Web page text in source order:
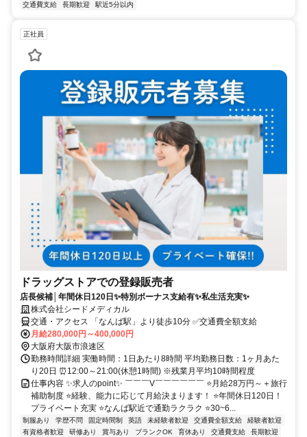
交通費支給
長期歓迎 駅近5分以内
正社員
ドラッグストアでの登録販売者
店長候補│年間休日120日✨特別ボーナス支給有✨私生活充実✨
株式会社シードメディカル
交通・アクセス 「なんば駅」より徒歩10分 ✅交通費全額支給
月給280,000円～400,000円
大阪府大阪市浪速区
勤務時間詳細 実働時間：1日あたり8時間 平均勤務日数：1ヶ月あた
り20日 ⏰12:00～21:00(休憩1時間) ※残業月平均10時間程度
仕事内容 ✨求人のpoint✨ ￣￣￣V￣￣￣￣￣￣ ⭐月給28万円～＋旅行
補助制度 ⭐経験、能力に応じて月給決まります！ ⭐年間休日120日！
プライベート充実 ⭐なんば駅近で通勤ラクラク ⭐30~6...
制服あり 学歴不問 固定時間制 英語 未経験者歓迎 交通費全額支給
経験者歓迎
有資格者歓迎
研修あり 賞与あり ブランクOK 育休あり 交通費支給
長期歓迎